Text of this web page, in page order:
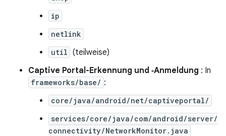
ip
netlink
util (teilweise)
Captive Portal-Erkennung und ‑Anmeldung : In
frameworks/base/ :
core/java/android/net/captiveportal/
services/core/java/com/android/server/
connectivity/NetworkMonitor.java